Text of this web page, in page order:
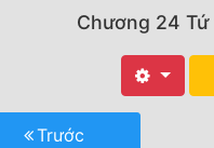
Chương 24
Trước